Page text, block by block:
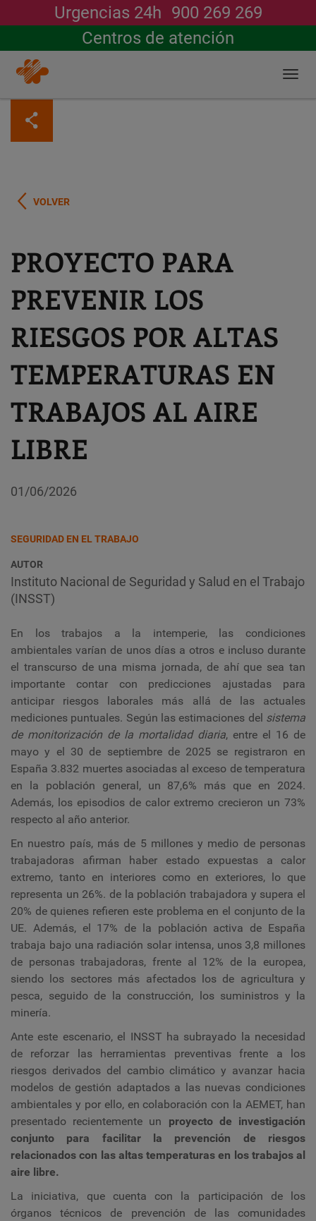
contenido
principal
Urgencias 24h 900 269 269
Centros de atención
Buscar
VOLVER
PROYECTO PARA
PREVENIR LOS
RIESGOS POR ALTAS
TEMPERATURAS EN
TRABAJOS AL AIRE
LIBRE
01/06/2026
SEGURIDAD EN EL TRABAJO
AUTOR
Instituto Nacional de Seguridad y Salud en el Trabajo
(INSST)
En los trabajos a la intemperie, las condiciones
ambientales varían de unos días a otros e incluso durante
el transcurso de una misma jornada, de ahí que sea tan
importante contar con predicciones ajustadas para
anticipar riesgos laborales más allá de las actuales
mediciones puntuales. Según las estimaciones del sistema
de monitorización de la mortalidad diaria, entre el 16 de
mayo y el 30 de septiembre de 2025 se registraron en
España 3.832 muertes asociadas al exceso de temperatura
en la población general, un 87,6% más que en 2024.
Además, los episodios de calor extremo crecieron un 73%
respecto al año anterior.
En nuestro país, más de 5 millones y medio de personas
trabajadoras afirman haber estado expuestas a calor
extremo, tanto en interiores como en exteriores, lo que
representa un 26%. de la población trabajadora y supera el
20% de quienes refieren este problema en el conjunto de la
UE. Además, el 17% de la población activa de España
trabaja bajo una radiación solar intensa, unos 3,8 millones
de personas trabajadoras, frente al 12% de la europea,
siendo los sectores más afectados los de agricultura y
pesca, seguido de la construcción, los suministros y la
minería.
Ante este escenario, el INSST ha subrayado la necesidad
de reforzar las herramientas preventivas frente a los
riesgos derivados del cambio climático y avanzar hacia
modelos de gestión adaptados a las nuevas condiciones
ambientales y por ello, en colaboración con la AEMET, han
presentado recientemente un proyecto de investigación
conjunto para facilitar la prevención de riesgos
relacionados con las altas temperaturas en los trabajos al
aire libre.
La iniciativa, que cuenta con la participación de los
órganos técnicos de prevención de las comunidades